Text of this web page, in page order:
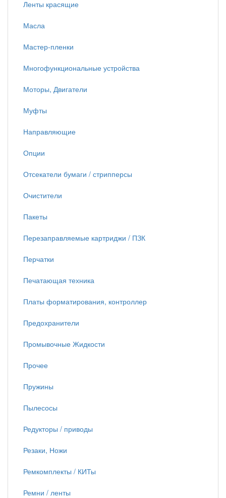
Ленты красящие
Масла
Мастер-пленки
Многофункциональные устройства
Моторы, Двигатели
Муфты
Направляющие
Опции
Отсекатели бумаги / стрипперсы
Очистители
Пакеты
Перезаправляемые картриджи / ПЗК
Перчатки
Печатающая техника
Платы форматирования, контроллер
Предохранители
Промывочные Жидкости
Прочее
Пружины
Пылесосы
Редукторы / приводы
Резаки, Ножи
Ремкомплекты / КИТы
Ремни / ленты